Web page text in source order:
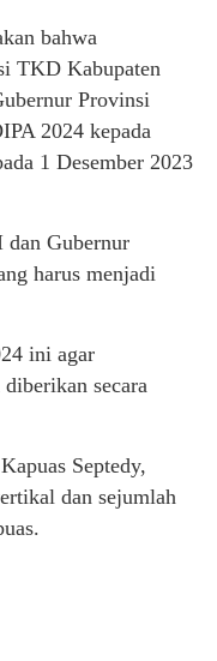
bahwa
TKD Kabupaten
Provinsi
2024 kepada
1 Desember 2023
dan Gubernur
harus menjadi
ini agar
secara
Septedy,
dan sejumlah